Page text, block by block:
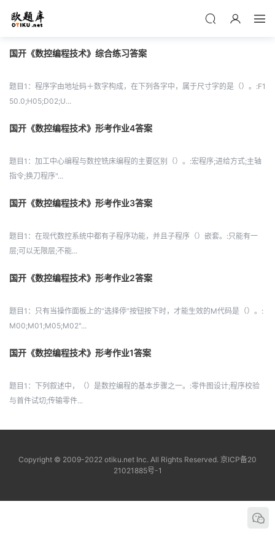
国开《数控编程技术》综合练习答案
题目1：程序字由地址码＋数字构成，在下列各字中，属于尺寸字的是（）。:F1
50.0;H05;D02;U...
国开《数控编程技术》形考作业4答案
题目1：加工中心编程与数控铣床编程的主要区别（）。:宏程序;进给方式;主轴
指令;换刀程序"...
国开《数控编程技术》形考作业3答案
题目1：在现代数控系统中都有子程序功能，并且子程序（）嵌套。:只能有一
层;可以无限层;不能...
国开《数控编程技术》形考作业2答案
题目1：只有当操作面板上的“选择停”按钮按下时，才能生效的M代码是（）。:
M00;M01;M05;M02"...
国开《数控编程技术》形考作业1答案
题目1：下列叙述中，（）是数控编程的基本步骤之一。:零件图设计;程序校验
与首件试切;传输零件...
Copyright © 2009-2022 otiku.net Inc. All Rights Reserved. 京ICP备20
21021885号-1